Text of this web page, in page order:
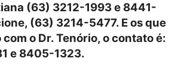
(63) 3212-1993 e 8441-
(63) 3214-5477. E os que
o Dr. Tenório, o contato é:
e 8405-1323.